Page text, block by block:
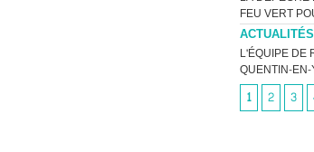
FEU VERT
L'ÉQUIPE DE
QUENTIN-
1 2 3